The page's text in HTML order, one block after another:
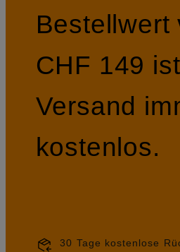
Bestellwert
CHF 149
Versand
kostenlos.
30 Tage kostenlose